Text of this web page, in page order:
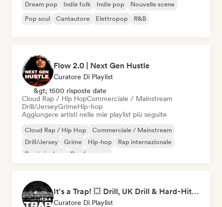
Dream pop Indie folk Indie pop
Nouvelle scene
Pop soul
Cantautore Elettropop R&B
Flow 2.0 | Next Gen Hustle
Curatore Di Playlist
&gt; 1500 risposte date
Cloud Rap / Hip HopCommerciale / Mainstream
Drill/JerseyGrimeHip-hop
Aggiungere artisti nelle mie playlist più seguite
Cloud Rap / Hip Hop
Commerciale / Mainstream
Drill/Jersey
Grime Hip-hop
Rap internazionale
Rap in inglese
Rap francese
It's a Trap! 💥 Drill, UK Drill & Hard-Hitting Trap
Curatore Di Playlist